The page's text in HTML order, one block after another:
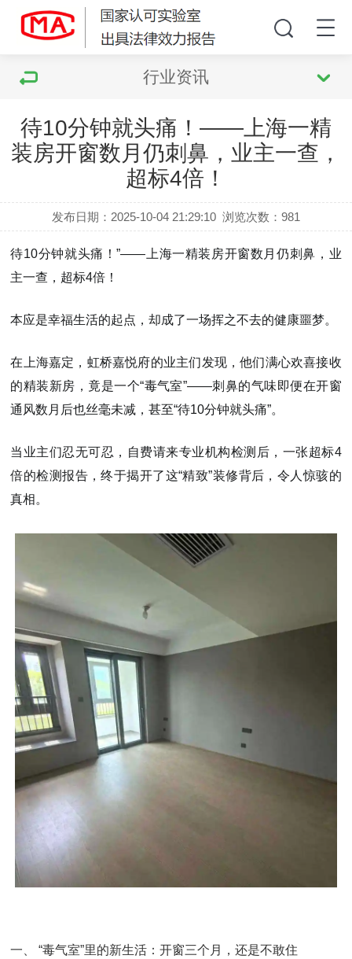
行业资讯
待10分钟就头痛！——上海一精
装房开窗数月仍刺鼻，业主一查，
超标4倍！
发布日期：2025-10-04 21:29:10 浏览次数：981
待10分钟就头痛！”——上海一精装房开窗数月仍刺鼻，业
主一查，超标4倍！
本应是幸福生活的起点，却成了一场挥之不去的健康噩梦。
在上海嘉定，虹桥嘉悦府的业主们发现，他们满心欢喜接收
的精装新房，竟是一个“毒气室”——刺鼻的气味即便在开窗
通风数月后也丝毫未减，甚至“待10分钟就头痛”。
当业主们忍无可忍，自费请来专业机构检测后，一张超标4
倍的检测报告，终于揭开了这“精致”装修背后，令人惊骇的
真相。
一、 “毒气室”里的新生活：开窗三个月，还是不敢住